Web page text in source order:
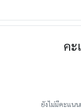
คะ
ยังไม่มีคะแน